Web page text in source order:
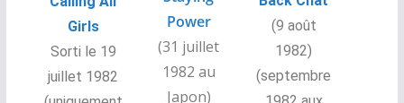
Girls
Sorti le 19
juillet 1982
Power
(31 juillet
1982 au
Japon)
(9 août
1982)
(septembre